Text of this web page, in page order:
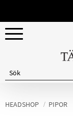
Meny
HEADSHOP PIPOR